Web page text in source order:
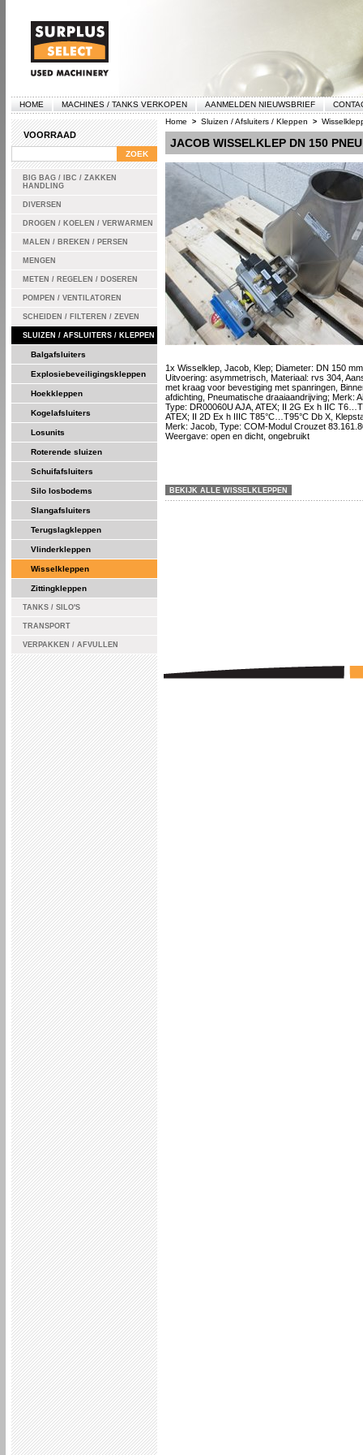
HOME MACHINES / TANKS VERKOPEN AANMELDEN NIEUWSBRIEF
VOORRAAD
BIG BAG / IBC / ZAKKEN
HANDLING
DIVERSEN
DROGEN / KOELEN / VERWARMEN
MALEN / BREKEN / PERSEN
MENGEN
METEN / REGELEN / DOSEREN
POMPEN / VENTILATOREN
SCHEIDEN / FILTEREN / ZEVEN
SLUIZEN / AFSLUITERS / KLEPPEN
Balgafsluiters
Explosiebeveiligingskleppen
Hoekkleppen
Kogelafsluiters
Losunits
Roterende sluizen
Schuifafsluiters
Silo losbodems
Slangafsluiters
Terugslagkleppen
Vlinderkleppen
Wisselkleppen
Zittingkleppen
TANKS / SILO'S
TRANSPORT
VERPAKKEN / AFVULLEN
Home > Sluizen / Afsluiters / Kleppen >
JACOB WISSELKLEP DN 150
1x Wisselklep, Jacob, Klep; Diameter: DN 150
Uitvoering: asymmetrisch, Materiaal: rvs 304,
met kraag voor bevestiging met spanringen,
afdichting, Pneumatische draaiaandrijving; Merk:
Type: DR00060U AJA, ATEX; II 2G Ex h IIC
ATEX; II 2D Ex h IIIC T85°C…T95°C Db X,
Merk: Jacob, Type: COM-Modul Crouzet
Weergave: open en dicht, ongebruikt
BEKIJK ALLE WISSELKLEPPEN